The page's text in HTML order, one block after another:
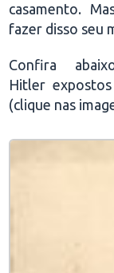
casamento.
fazer disso seu
Confira
Hitler
(clique nas